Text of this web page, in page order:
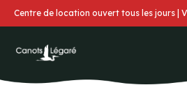
Centre de location ouvert tous les jours |